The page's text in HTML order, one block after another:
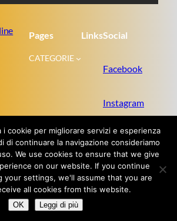
Pages
CATEGORIE
LinksSocial
Facebook
Instagram
Twitter
powered byWordPress
cookie per migliorare servizi e esperienza
di continuare la navigazione consideriamo
We use cookies to ensure that we give
on our website. If you continue
your settings, we'll assume that you are
all cookies from this website.
OK Leggi di più